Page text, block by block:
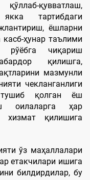
қувватлаш,
тартибдаги
ёшларни
ҳунар таълими
рўёбга чиқариш
қилишга,
мазмунли
чекланганлиги
қолган ёш
оилаларга ҳар
хизмат қилишига
ўз маҳаллалари
етакчилари ишига
билдирдилар, бу